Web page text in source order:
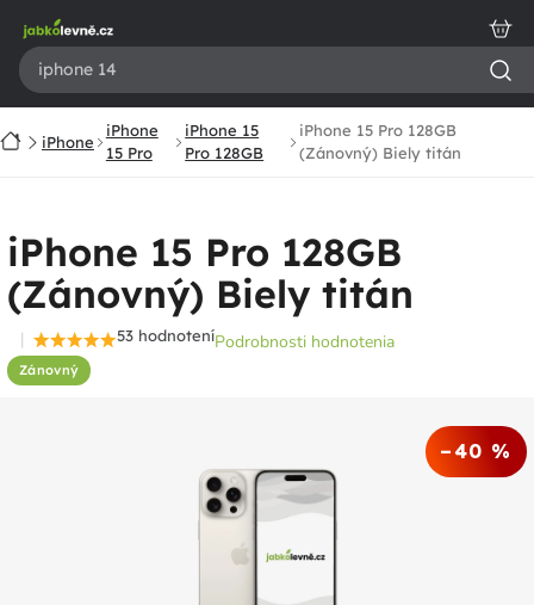
obsah
DomoviPhone
iPhone
15 Pro
iPhone 15
Pro 128GB
iPhone 15 Pro 128GB
(Zánovný) Biely titán
iPhone 15 Pro 128GB
(Zánovný) Biely titán
Zánovný
Priemerné
hodnotenie
53 hodnoteníPodrobnosti hodnotenia
–40 %